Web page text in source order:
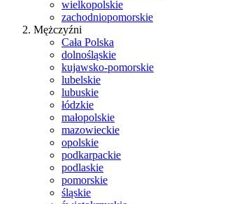
wielkopolskie
zachodniopomorskie
Mężczyźni
Cała Polska
dolnośląskie
kujawsko-pomorskie
lubelskie
lubuskie
łódzkie
małopolskie
mazowieckie
opolskie
podkarpackie
podlaskie
pomorskie
śląskie